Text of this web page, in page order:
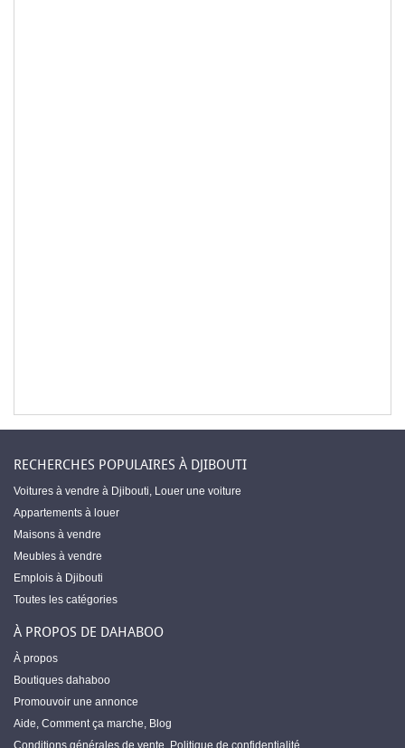
RECHERCHES POPULAIRES À DJIBOUTI
Voitures à vendre à Djibouti, Louer une voiture
Appartements à louer
Maisons à vendre
Meubles à vendre
Emplois à Djibouti
Toutes les catégories
À PROPOS DE DAHABOO
À propos
Boutiques dahaboo
Promouvoir une annonce
Aide, Comment ça marche, Blog
Conditions générales de vente
Politique de confidentialité